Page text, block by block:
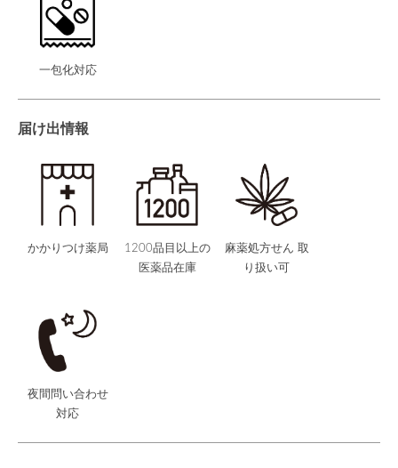
一包化対応
届け出情報
かかりつけ薬局
1200品目以上の
医薬品在庫
麻薬処方せん 取
り扱い可
夜間問い合わせ
対応